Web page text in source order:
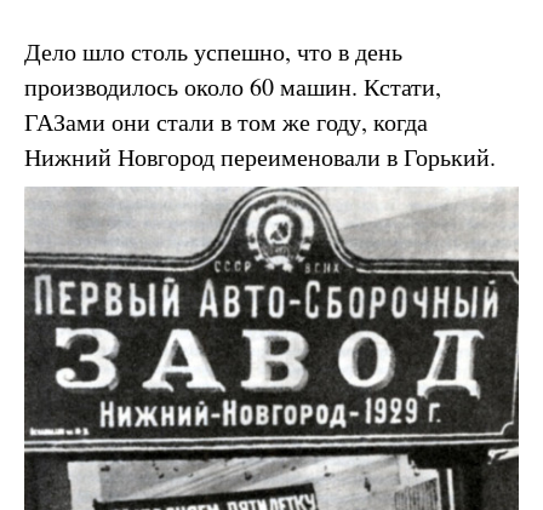
Дело шло столь успешно, что в день
производилось около 60 машин. Кстати,
ГАЗами они стали в том же году, когда
Нижний Новгород переименовали в Горький.